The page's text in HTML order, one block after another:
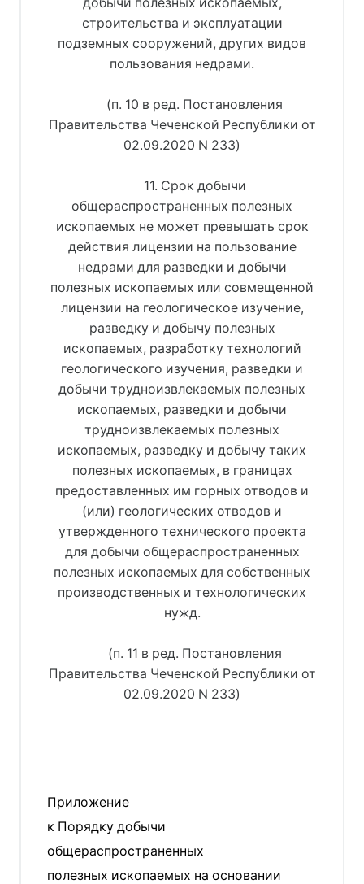
строительства и эксплуатации
подземных сооружений, других видов
пользования недрами.
(п. 10 в ред. Постановления
Правительства Чеченской Республики от
02.09.2020 N 233)
11. Срок добычи
общераспространенных полезных
ископаемых не может превышать срок
действия лицензии на пользование
недрами для разведки и добычи
полезных ископаемых или совмещенной
лицензии на геологическое изучение,
разведку и добычу полезных
ископаемых, разработку технологий
геологического изучения, разведки и
добычи трудноизвлекаемых полезных
ископаемых, разведки и добычи
трудноизвлекаемых полезных
ископаемых, разведку и добычу таких
полезных ископаемых, в границах
предоставленных им горных отводов и
(или) геологических отводов и
утвержденного технического проекта
для добычи общераспространенных
полезных ископаемых для собственных
производственных и технологических
нужд.
(п. 11 в ред. Постановления
Правительства Чеченской Республики от
02.09.2020 N 233)
Приложение
к Порядку добычи
общераспространенных
полезных ископаемых на основании